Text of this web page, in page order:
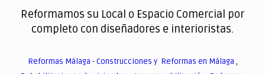
Reformamos su Local o Espacio Comercial por
completo con diseñadores e interioristas.
Reformas Málaga -Construcciones y Reformas en Málaga ,